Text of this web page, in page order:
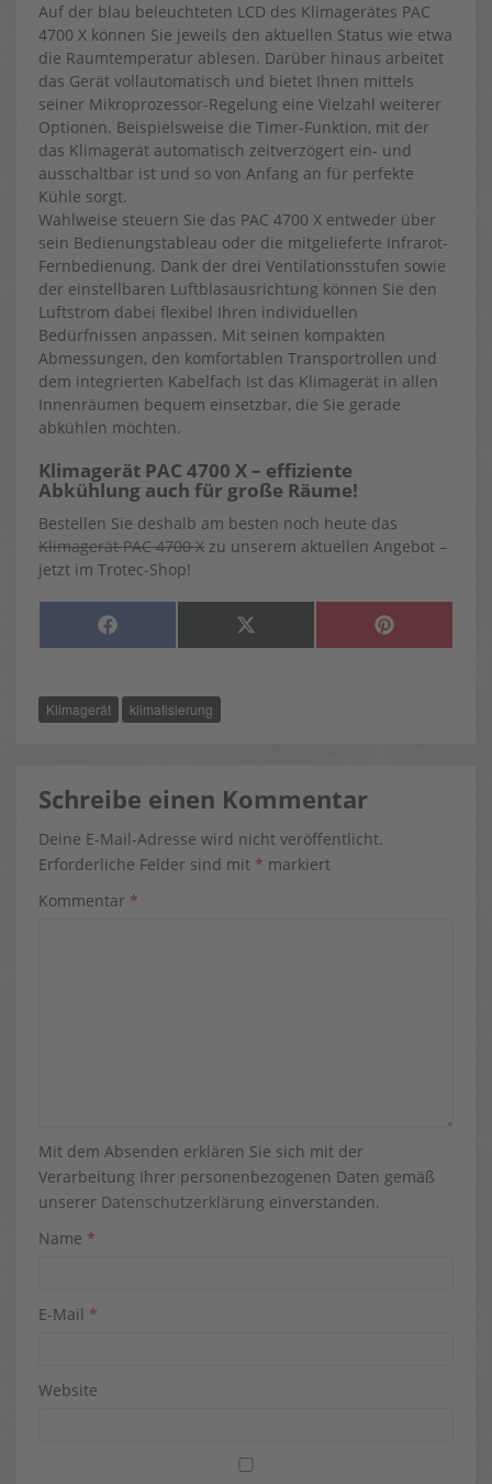
Auf der blau beleuchteten LCD des Klimagerätes PAC
4700 X können Sie jeweils den aktuellen Status wie etwa
die Raumtemperatur ablesen. Darüber hinaus arbeitet
das Gerät vollautomatisch und bietet Ihnen mittels
seiner Mikroprozessor-Regelung eine Vielzahl weiterer
Optionen. Beispielsweise die Timer-Funktion, mit der
das Klimagerät automatisch zeitverzögert ein- und
ausschaltbar ist und so von Anfang an für perfekte
Kühle sorgt.
Wahlweise steuern Sie das PAC 4700 X entweder über
sein Bedienungstableau oder die mitgelieferte Infrarot-
Fernbedienung. Dank der drei Ventilationsstufen sowie
der einstellbaren Luftblasausrichtung können Sie den
Luftstrom dabei flexibel Ihren individuellen
Bedürfnissen anpassen. Mit seinen kompakten
Abmessungen, den komfortablen Transportrollen und
dem integrierten Kabelfach ist das Klimagerät in allen
Innenräumen bequem einsetzbar, die Sie gerade
abkühlen möchten.
Klimagerät PAC 4700 X – effiziente
Abkühlung auch für große Räume!
Bestellen Sie deshalb am besten noch heute das
Klimagerät PAC 4700 X zu unserem aktuellen Angebot –
jetzt im Trotec-Shop!
SHARE
F
A
O
K
SHARE
X
(
SHARE
P
I
Klimagerät klimatisierung
Schreibe einen Kommentar
Deine E-Mail-Adresse wird nicht veröffentlicht.
Erforderliche Felder sind mit * markiert
Kommentar *
Mit dem Absenden erklären Sie sich mit der
Verarbeitung Ihrer personenbezogenen Daten gemäß
unserer Datenschutzerklärung einverstanden.
Name *
E-Mail *
Website